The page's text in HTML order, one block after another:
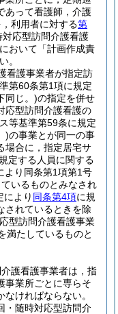
あって看護師，介護
利用者に対する第
応型訪問介護看護
おいて「計画作成責
。
看護事業者が指定訪
第60条第1項に規定
同じ。)の指定を併せ
応型訪問介護看護の
等基準第59条に規定
)の事業とが同一の事
場合に，指定居宅サ
定する人員に関する
より同条第1項第1号
いるものとみなされ
により 同条第4項に規
されているときを除
型訪問介護看護事業
満たしているものと
護看護事業者は，指
事業所ごとに専らそ
ければならない。
・随時対応型訪問介